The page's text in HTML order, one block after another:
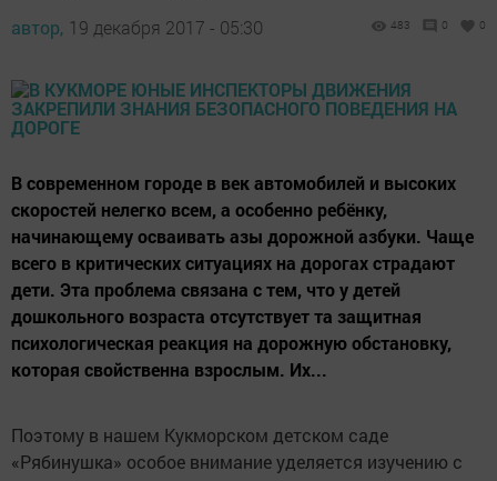
автор, 19 декабря 2017 - 05:30 483 0 0
В современном городе в век автомобилей и высоких
скоростей нелегко всем, а особенно ребёнку,
начинающему осваивать азы дорожной азбуки. Чаще
всего в критических ситуациях на дорогах страдают
дети. Эта проблема связана с тем, что у детей
дошкольного возраста отсутствует та защитная
психологическая реакция на дорожную обстановку,
которая свойственна взрослым. Их...
Поэтому в нашем Кукморском детском саде
«Рябинушка» особое внимание уделяется изучению с